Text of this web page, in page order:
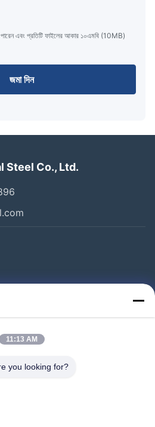
এবং প্রতিটি ফাইলের আকার ১০এমবি (10MB)
জমা দিন
Steel Co., Ltd.
11:13 AM
you looking for?